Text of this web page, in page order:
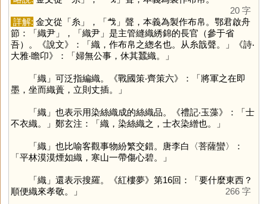
20 字
詳解: 金文從「糸」，「𢦏」聲，本義為製作布帛。鄂君啟舟
節：「織尹」，「織尹」是主管縫織綉錦的長官（參于省
吾）。《說文》：「織，作布帛之緫名也。从糸戠聲。」《詩‧
大雅‧瞻卬》：「婦無公事，休其蠶織。」
「織」可泛指編織。《戰國策‧齊策六》：「將軍之在即
墨，坐而織蕢，立則丈插。」
「織」也表示用染絲織成的絲織品。《禮記‧玉藻》：「士
不衣織。」鄭玄注：「織，染絲織之，士衣染繒也。」
「織」也比喻客觀事物紛繁交錯。唐李白〈菩薩蠻〉：
「平林漠漠煙如織，寒山一帶傷心碧。」
「織」還表示搜羅。《紅樓夢》第16回：「要什麼東西？
順便織來孝敬。」
266 字